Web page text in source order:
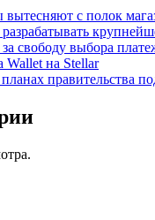
с полок
свободу выбора
Wallet на Stellar
правительства